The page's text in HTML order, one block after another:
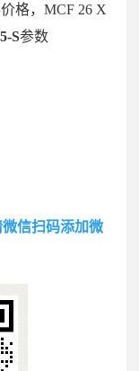
价格，MCF 26 X
S参数
信扫码添加微